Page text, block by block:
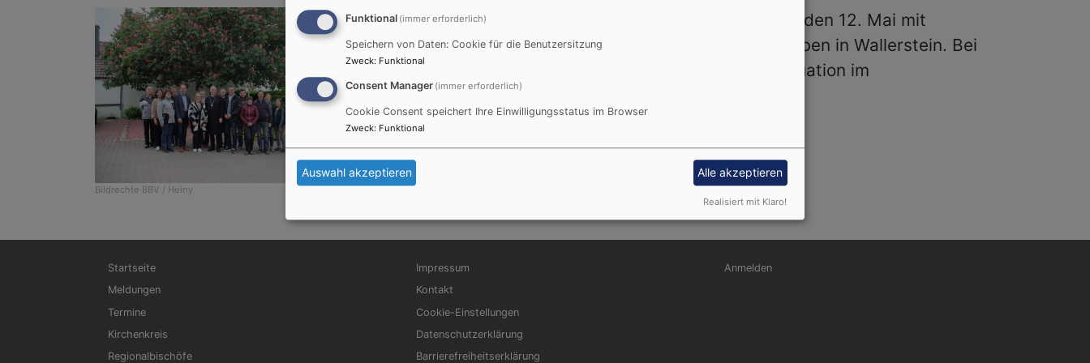
Bildrechte BBV / Heiny
Regionalbischof Klaus Stiegler traf sich am Dienstag, den 12. Mai mit
Vertretern des Bayerischen Bauernverbandes Schwaben in Wallerstein. Bei
offenen und konstruktiven Gesprächen wurde die Situation im
landwirschaftlichen Bereich besprochen.
Hauptnavigation
Startseite
Meldungen
Termine
Kirchenkreis
Regionalbischöfe
Fußbereichsmenü
Impressum
Kontakt
Cookie-Einstellungen
Datenschutzerklärung
Barrierefreiheitserklärung
Benutzermenü
Anmelden
Funktional (immer erforderlich)
Speichern von Daten: Cookie für die Benutzersitzung
Zweck: Funktional
Consent Manager (immer erforderlich)
Cookie Consent speichert Ihre Einwilligungsstatus im Browser
Zweck: Funktional
Auswahl akzeptieren Alle akzeptieren
Realisiert mit Klaro!